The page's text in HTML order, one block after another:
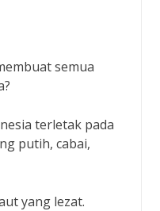
semua
terletak pada
putih, cabai,
yang lezat.